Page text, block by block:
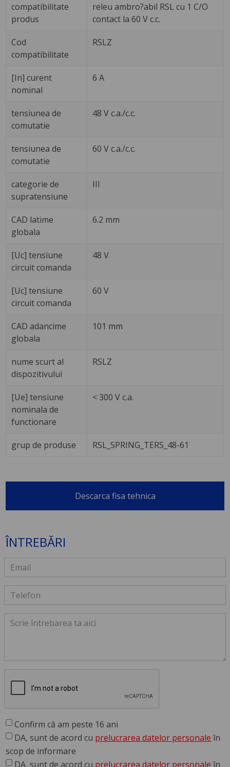
compatibilitate
produs
releu ambro?abil RSL cu 1 C/O
contact la 60 V c.c.
Cod
compatibilitate
RSLZ
[In] curent
nominal
6 A
tensiunea de
comutatie
48 V c.a./c.c.
tensiunea de
comutatie
60 V c.a./c.c.
categorie de
supratensiune
III
CAD latime
globala
6.2 mm
[Uc] tensiune
circuit comanda
48 V
[Uc] tensiune
circuit comanda
60 V
CAD adancime
globala
101 mm
nume scurt al
dispozitivului
RSLZ
[Ue] tensiune
nominala de
functionare
< 300 V c.a.
grup de produse RSL_SPRING_TERS_48-61
Descarca fisa tehnica
ÎNTREBĂRI
Confirm că am peste 16 ani
DA, sunt de acord cu prelucrarea datelor personale în
scop de informare
DA, sunt de acord cu prelucrarea datelor personale în